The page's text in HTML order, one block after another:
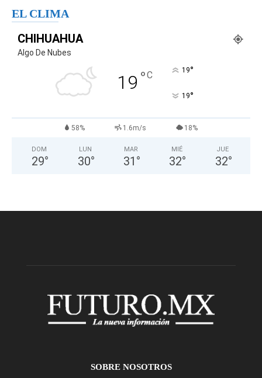
EL CLIMA
CHIHUAHUA
Algo De Nubes
19 °C 19°
19°
58% 1.6m/s 18%
DOM
29°
LUN
30°
MAR
31 °
MIÉ
32°
JUE
32°
SOBRE NOSOTROS